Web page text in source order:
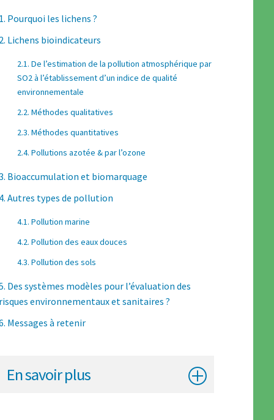
Pourquoi les lichens ?
Lichens bioindicateurs
2.1. De l’estimation de la pollution atmosphérique par
SO2 à l’établissement d’un indice de qualité
environnementale
2.2. Méthodes qualitatives
2.3. Méthodes quantitatives
2.4. Pollutions azotée & par l’ozone
Bioaccumulation et biomarquage
Autres types de pollution
4.1. Pollution marine
4.2. Pollution des eaux douces
4.3. Pollution des sols
Des systèmes modèles pour l’évaluation des
environnementaux et sanitaires ?
Messages à retenir
En savoir plus